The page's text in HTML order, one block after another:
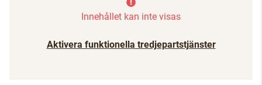
Innehållet kan inte visas
Aktivera funktionella tredjepartstjänster